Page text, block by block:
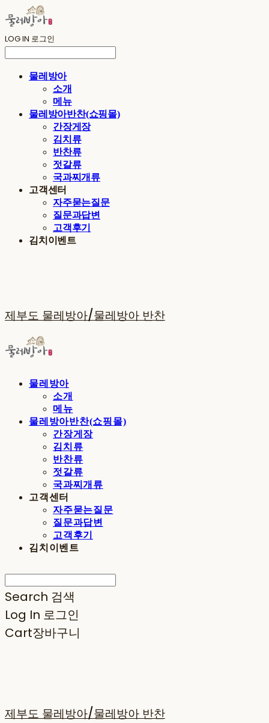
LOG IN 로그인
물레방아
소개
메뉴
물레방아반찬(쇼핑몰)
간장게장
김치류
반찬류
젓갈류
국과찌개류
고객센터
자주묻는질문
질문과답변
고객후기
김치이벤트
제부도 물레방아/물레방아 반찬
물레방아
소개
메뉴
물레방아반찬(쇼핑몰)
간장게장
김치류
반찬류
젓갈류
국과찌개류
고객센터
자주묻는질문
질문과답변
고객후기
김치이벤트
Search 검색
Log In 로그인
Cart장바구니
제부도 물레방아/물레방아 반찬